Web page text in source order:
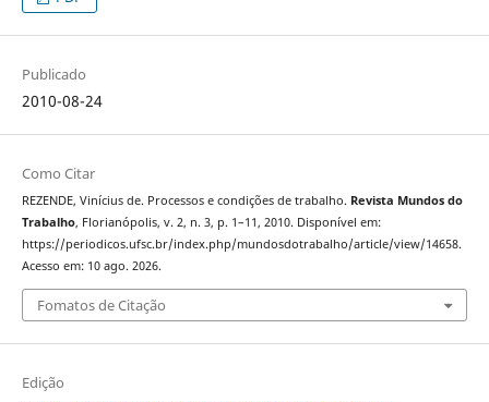
Publicado
2010-08-24
Como Citar
REZENDE, Vinícius de. Processos e condições de trabalho. Revista Mundos do
Trabalho, Florianópolis, v. 2, n. 3, p. 1–11, 2010. Disponível em:
https://periodicos.ufsc.br/index.php/mundosdotrabalho/article/view/14658.
Acesso em: 10 ago. 2026.
Fomatos de Citação
Edição